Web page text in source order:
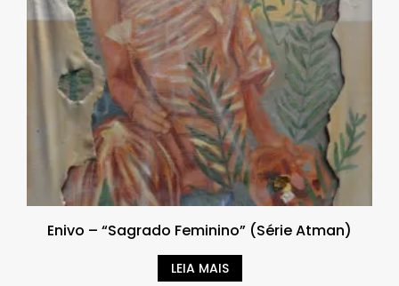
Enivo – “Sagrado Feminino” (Série Atman)
LEIA MAIS